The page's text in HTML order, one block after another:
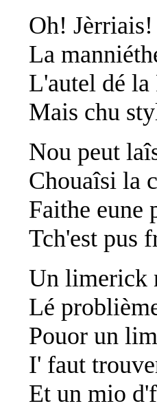
Oh!
La
L'autel dé la
Mais chu
Nou peut
Chouaîsi la
Faithe eune
Tch'est pus
Un limerick
Lé
Pouor un
I' faut
Et un mio